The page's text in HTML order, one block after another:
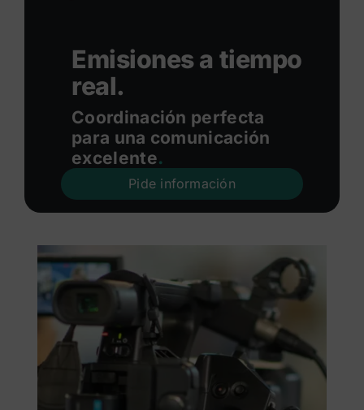
Emisiones a tiempo
real.
Coordinación perfecta
para una comunicación
excelente.
Pide información